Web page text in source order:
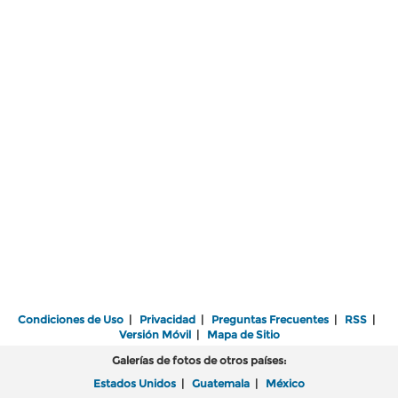
Condiciones de Uso | Privacidad | Preguntas Frecuentes | RSS |
Versión Móvil| Mapa de Sitio
Galerías de fotos de otros países:
Estados Unidos | Guatemala | México